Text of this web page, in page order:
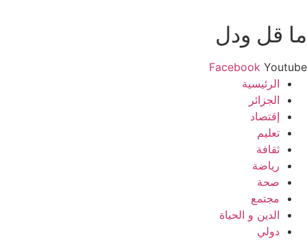
ما قل ودل
Facebook Youtube
الرئيسية
الجزائر
إقتصاد
تعليم
ثقافة
رياضة
صحة
مجتمع
الدين و الحياة
دولي